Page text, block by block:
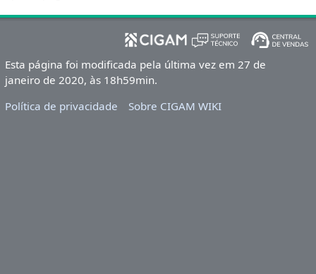
Esta página foi modificada pela última vez em 27 de
janeiro de 2020, às 18h59min.
Política de privacidade
Sobre CIGAM WIKI